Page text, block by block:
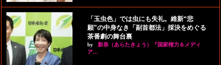
「玉虫色」では虫にも失礼。維新“悲
願”の中身なき「副首都法」採決をめぐる
茶番劇の舞台裏
by
新恭（あらたきょう）『国家権力＆メディ
ア…